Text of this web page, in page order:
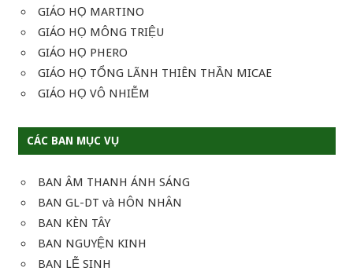
GIÁO HỌ MARTINO
GIÁO HỌ MÔNG TRIỆU
GIÁO HỌ PHERO
GIÁO HỌ TỔNG LÃNH THIÊN THẦN MICAE
GIÁO HỌ VÔ NHIỄM
CÁC BAN MỤC VỤ
BAN ÂM THANH ÁNH SÁNG
BAN GL-DT và HÔN NHÂN
BAN KÈN TÂY
BAN NGUYỆN KINH
BAN LỄ SINH